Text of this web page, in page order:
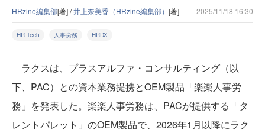
HRzine編集部[著] /井上奈美香（HRzine編集部） [著] 2025/11/18 16:30
HR Tech 人事労務 HRDX
ラクスは、プラスアルファ・コンサルティング（以
下、PAC）との資本業務提携とOEM製品「楽楽人事労
務」を発表した。楽楽人事労務は、PACが提供する「タ
レントパレット」のOEM製品で、2026年1月以降にラク